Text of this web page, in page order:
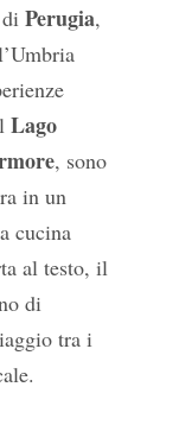
Perugia,
Lago
, sono
in un
cucina
al testo, il
di
tra i